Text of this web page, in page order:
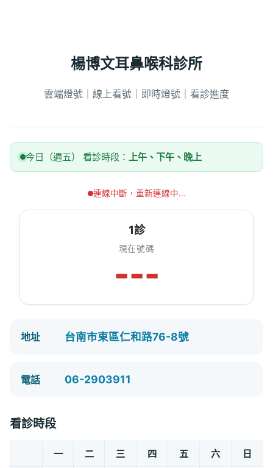
楊博文耳鼻喉科診所
雲端燈號｜線上看號｜即時燈號｜看診進度
今日（週五） 看診時段： 上午、下午、晚上
連線中斷，重新連線中…
1診
現在號碼
---
地址 台南市東區仁和路76-8號
電話 06-2903911
看診時段
一 二 三 四 五 六 日